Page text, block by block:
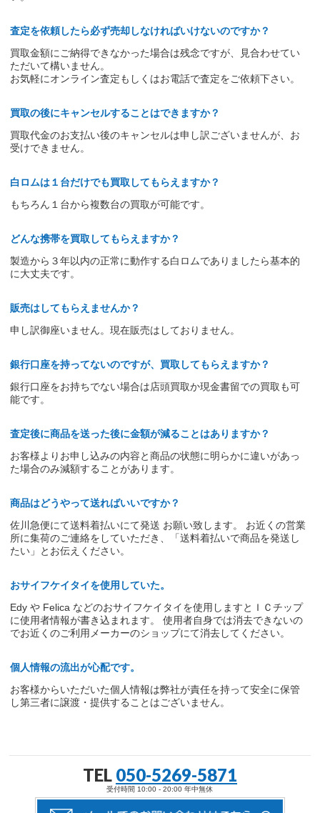
査定を依頼したら必ず売却しなければいけないのですか？
買取金額にご納得できなかった場合は残念ですが、見合わせてい
ただいて構いません。
お気軽にオンライン査定もしくはお電話で査定をご依頼下さい。
買取の後にキャンセルすることはできますか？
買取代金のお支払い後のキャンセルは申し訳ございませんが、お
受けできません。
白ロムは１台だけでも買取してもらえますか？
もちろん１台から複数台の買取が可能です。
どんな携帯を買取してもらえますか？
製造から３年以内の正常に動作する白ロムでありましたら基本的
に大丈夫です。
販売はしてもらえませんか？
申し訳御座いません。現在販売はしておりません。
銀行口座を持ってないのですが、買取してもらえますか？
銀行口座をお持ちでない場合は店頭買取か現金書留での買取も可
能です。
査定後に商品を送った後に金額が減ることはありますか？
お客様よりお申し込みの内容と商品の状態に明らかに違いがあっ
た場合のみ減額することがあります。
商品はどうやって送ればいいですか？
佐川急便にて送料着払いにて発送 お願い致します。 お近くの営業
所に集荷のご連絡をしていただき、「送料着払いで商品を発送し
たい」とお伝えください。
おサイフケイタイを使用していた。
Edy や Felica などのおサイフケイタイを使用しますとＩＣチップ
に使用者情報が書き込まれます。 使用者自身では消去できないの
でお近くのご利用メーカーのショップにて消去してください。
個人情報の流出が心配です。
お客様からいただいた個人情報は弊社が責任を持って安全に保管
し第三者に譲渡・提供することはございません。
TEL 050-5269-5871
受付時間 10:00 - 20:00 年中無休